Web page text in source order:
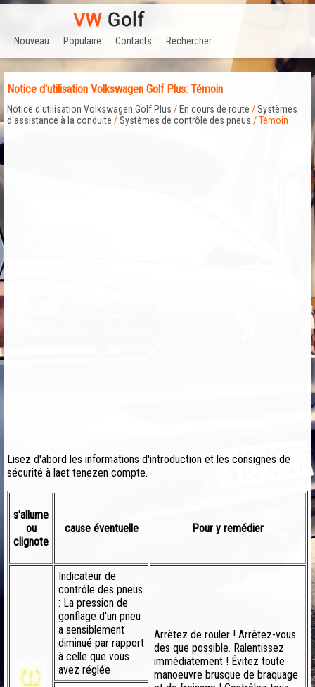
Nouveau Populaire Contacts Rechercher
Notice d'utilisation Volkswagen Golf Plus: Témoin
Notice d'utilisation Volkswagen Golf Plus / En cours de route /Systèmes
d'assistance à la conduite /Systèmes de contrôle des pneus / Témoin
Lisez d'abord les informations d'introduction et les consignes de
sécurité à laet tenezen compte.
s'allume
ou
clignote
cause éventuelle Pour y remédier
Indicateur de
contrôle des pneus
: La pression de
gonflage d'un pneu
a sensiblement
diminué par rapport
à celle que vous
avez réglée
Arrètez de rouler ! Arrêtez-vous
des que possible. Ralentissez
immédiatement ! Évitez toute
manoeuvre brusque de braquage